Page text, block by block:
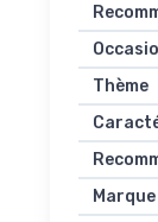
Thème
Marque